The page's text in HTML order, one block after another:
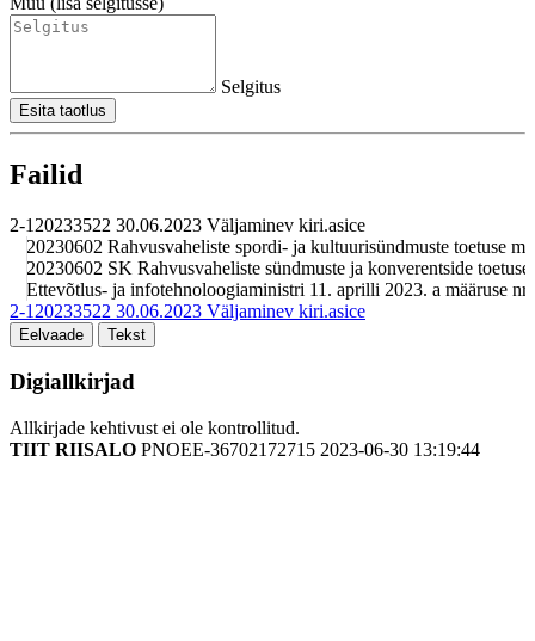
Selgitus
Esita taotlus
Failid
2-120233522 30.06.2023 Väljaminev kiri.asice
20230602 Rahvusvaheliste spordi- ja kultuurisündmuste toetuse
20230602 SK Rahvusvaheliste sündmuste ja konverentside
Ettevõtlus- ja infotehnoloogiaministri 11. aprilli 2023. a määruse
2-120233522 30.06.2023 Väljaminev kiri.asice
Eelvaade Tekst
Digiallkirjad
Allkirjade kehtivust ei ole kontrollitud.
TIIT RIISALO PNOEE-36702172715 2023-06-30 13:19:44